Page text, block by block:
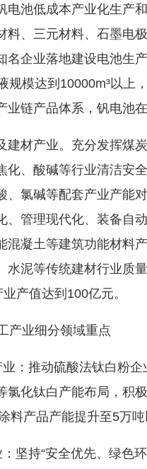
电池低成本产业化生产
料、三元材料、石墨电
名企业落地建设电池生
规模达到10000m³以上
业链产品体系，钒电池
产业。充分发挥煤炭
化、酸碱等行业清洁安
、氯碱等配套产业产能
、管理现代化、装备自
混凝土等建筑功能材料
水泥等传统建材行业质
产值达到100亿元。
业细分领域重点
推动硫酸法钛白粉企
氯化钛白产能布局，积
料产品产能提升至5万
持“安全优先、绿色环